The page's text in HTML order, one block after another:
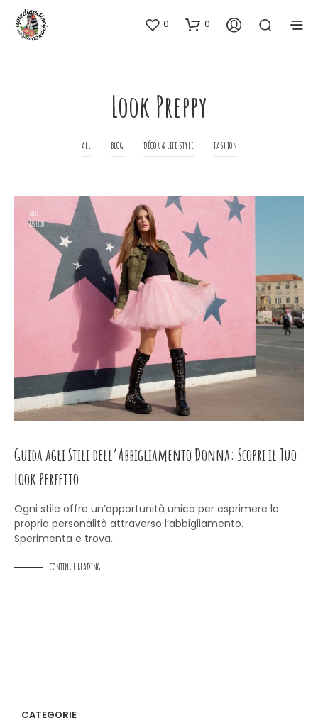
0 0
Look Preppy
ALL BLOG DÉCOR & LIFE STYLE FASHION
BLOG
FASHION
Guida agli Stili dell’Abbigliamento Donna: Scopri il Tuo
Look Perfetto
Ogni stile offre un’opportunità unica per esprimere la
propria personalità attraverso l’abbigliamento.
Sperimenta e trova…
CONTINUE READING
CATEGORIE